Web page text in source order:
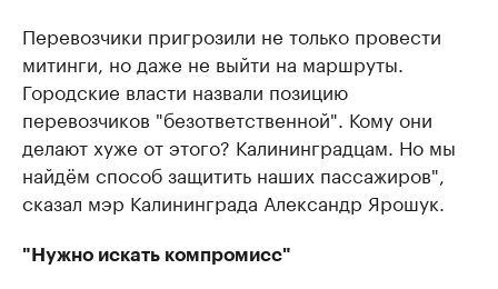
Перевозчики пригрозили не только провести
митинги, но даже не выйти на маршруты.
Городские власти назвали позицию
перевозчиков "безответственной". Кому они
делают хуже от этого? Калининградцам. Но мы
найдём способ защитить наших пассажиров",
сказал мэр Калининграда Александр Ярошук.
"Нужно искать компромисс"